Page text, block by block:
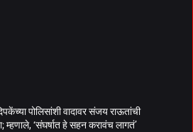
पोलिसांशी वादावर संजय राऊतांची
म्हणाले, ‘संघर्षात हे सहन करावंच लागतं’